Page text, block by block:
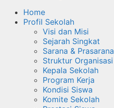
Home
Profil Sekolah
Visi dan Misi
Sejarah Singkat
Sarana & Prasarana
Struktur Organisasi
Kepala Sekolah
Program Kerja
Kondisi Siswa
Komite Sekolah